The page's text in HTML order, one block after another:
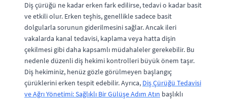
Diş çürüğü ne kadar erken fark edilirse, tedavi o kadar basit
ve etkili olur. Erken teşhis, genellikle sadece basit
dolgularla sorunun giderilmesini sağlar. Ancak ileri
vakalarda kanal tedavisi, kaplama veya hatta dişin
çekilmesi gibi daha kapsamlı müdahaleler gerekebilir. Bu
nedenle düzenli diş hekimi kontrolleri büyük önem taşır.
Diş hekiminiz, henüz gözle görülmeyen başlangıç
çürüklerini erken tespit edebilir. Ayrıca, Diş Çürüğü Tedavisi
ve Ağrı Yönetimi: Sağlıklı Bir Gülüşe Adım Atın başlıklı